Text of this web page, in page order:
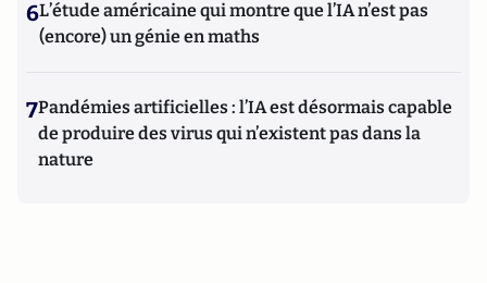
6L’étude américaine qui montre que l’IA n’est pas
(encore) un génie en maths
7Pandémies artificielles : l’IA est désormais capable
de produire des virus qui n’existent pas dans la
nature